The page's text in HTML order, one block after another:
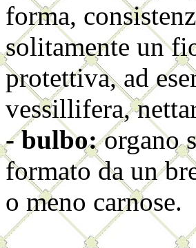
forma,
solitamente un
protettiva, ad
vessillifera,
- bulbo:organo
formato da un
o meno carnose.